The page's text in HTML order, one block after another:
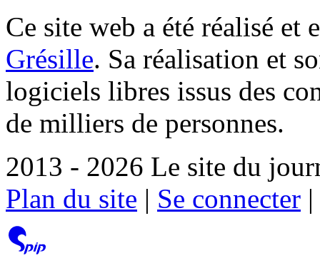
Ce site web a été réalisé et
Grésille. Sa réalisation et
logiciels libres issus des
de milliers de personnes.
2013 - 2026 Le site du
Plan du site | Se connecter |